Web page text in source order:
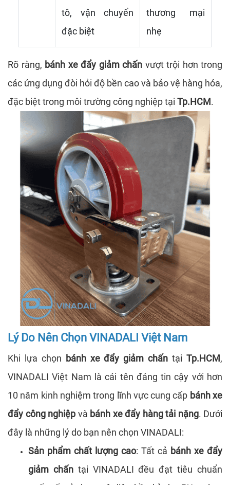
tô, vận chuyển
đặc biệt
thương mại
nhẹ
Rõ ràng, bánh xe đẩy giảm chấn vượt trội hơn trong
các ứng dụng đòi hỏi độ bền cao và bảo vệ hàng hóa,
đặc biệt trong môi trường công nghiệp tại Tp.HCM.
Lý Do Nên Chọn VINADALI Việt Nam
Khi lựa chọn bánh xe đẩy giảm chấn tạiTp.HCM,
VINADALI Việt Nam là cái tên đáng tin cậy với hơn
10 năm kinh nghiệm trong lĩnh vực cung cấp bánh xe
đẩy công nghiệp và bánh xe đẩy hàng tải nặng. Dưới
đây là những lý do bạn nên chọn VINADALI:
Sản phẩm chất lượng cao: Tất cả bánh xe đẩy
giảm chấntại VINADALI đều đạt tiêu chuẩn